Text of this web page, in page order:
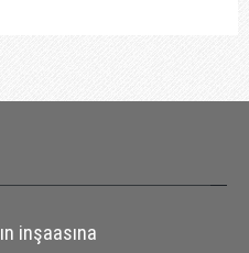
inşaasına